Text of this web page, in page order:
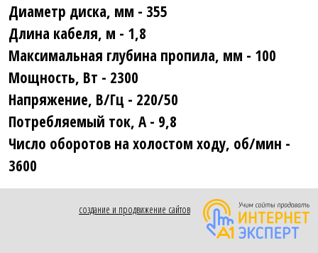
Диаметр диска, мм - 355
Длина кабеля, м - 1,8
Максимальная глубина пропила, мм - 100
Мощность, Вт - 2300
Напряжение, В/Гц - 220/50
Потребляемый ток, А - 9,8
Число оборотов на холостом ходу, об/мин -
3600
создание и продвижение сайтов